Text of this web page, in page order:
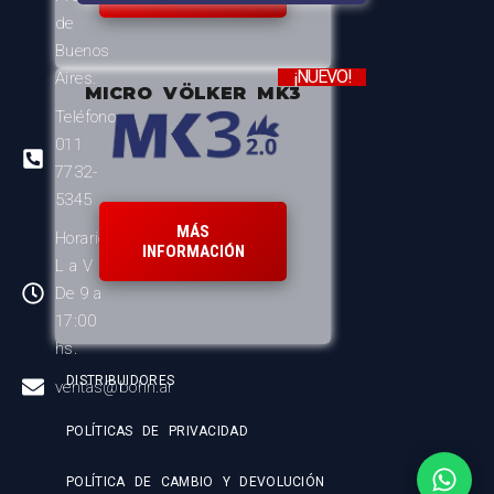
de
Buenos
Aires.
Teléfono:
011
7732-
5345
Horario:
L a V
De 9 a
17:00
hs.
ventas@bohn.ar
MICRO VÖLKER MK3
¡NUEVO!
MÁS
INFORMACIÓN
DISTRIBUIDORES
POLÍTICAS DE PRIVACIDAD
POLÍTICA DE CAMBIO Y DEVOLUCIÓN